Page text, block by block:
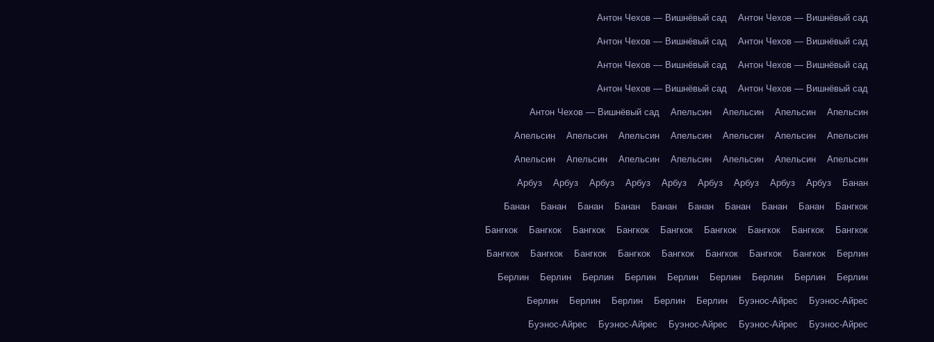
Антон Чехов — Вишнёвый сад Антон Чехов — Вишнёвый сад
Антон Чехов — Вишнёвый сад Антон Чехов — Вишнёвый сад
Антон Чехов — Вишнёвый сад Антон Чехов — Вишнёвый сад
Антон Чехов — Вишнёвый сад Антон Чехов — Вишнёвый сад
Антон Чехов — Вишнёвый сад Апельсин Апельсин Апельсин Апельсин
Апельсин Апельсин Апельсин Апельсин Апельсин Апельсин Апельсин
Апельсин Апельсин Апельсин Апельсин Апельсин Апельсин Апельсин
Арбуз Арбуз Арбуз Арбуз Арбуз Арбуз Арбуз Арбуз Арбуз Банан
Банан Банан Банан Банан Банан Банан Банан Банан Банан Бангкок
Бангкок Бангкок Бангкок Бангкок Бангкок Бангкок Бангкок Бангкок Бангкок
Бангкок Бангкок Бангкок Бангкок Бангкок Бангкок Бангкок Бангкок Берлин
Берлин Берлин Берлин Берлин Берлин Берлин Берлин Берлин Берлин
Берлин Берлин Берлин Берлин Берлин Буэнос-Айрес Буэнос-Айрес
Буэнос-Айрес Буэнос-Айрес Буэнос-Айрес Буэнос-Айрес Буэнос-Айрес